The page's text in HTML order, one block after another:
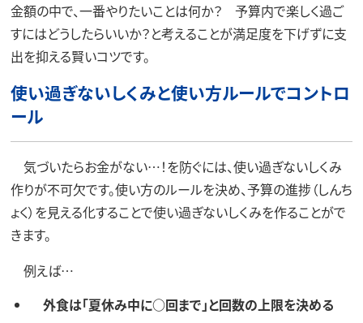
金額の中で、一番やりたいことは何か？ 予算内で楽しく過ご
すにはどうしたらいいか？と考えることが満足度を下げずに支
出を抑える賢いコツです。
使い過ぎないしくみと使い方ルールでコントロ
ール
気づいたらお金がない…！を防ぐには、使い過ぎないしくみ
作りが不可欠です。使い方のルールを決め、予算の進捗（しんち
ょく）を見える化することで使い過ぎないしくみを作ることがで
きます。
例えば…
外食は「夏休み中に○回まで」と回数の上限を決める